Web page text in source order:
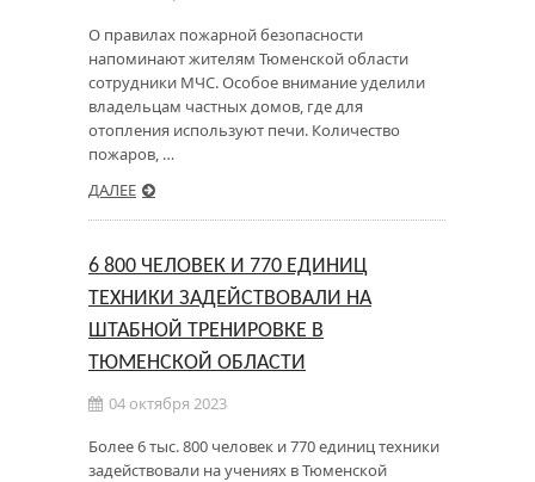
О правилах пожарной безопасности
напоминают жителям Тюменской области
сотрудники МЧС. Особое внимание уделили
владельцам частных домов, где для
отопления используют печи. Количество
пожаров, …
ДАЛЕЕ
6 800 ЧЕЛОВЕК И 770 ЕДИНИЦ
ТЕХНИКИ ЗАДЕЙСТВОВАЛИ НА
ШТАБНОЙ ТРЕНИРОВКЕ В
ТЮМЕНСКОЙ ОБЛАСТИ
04 октября 2023
Более 6 тыс. 800 человек и 770 единиц техники
задействовали на учениях в Тюменской